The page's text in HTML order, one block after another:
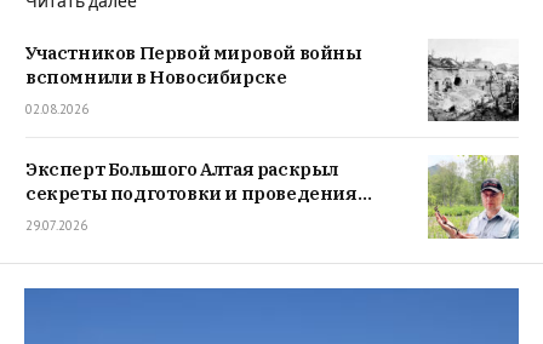
Участников Первой мировой войны
вспомнили в Новосибирске
02.08.2026
Эксперт Большого Алтая раскрыл
секреты подготовки и проведения
археологической экспедиции
29.07.2026